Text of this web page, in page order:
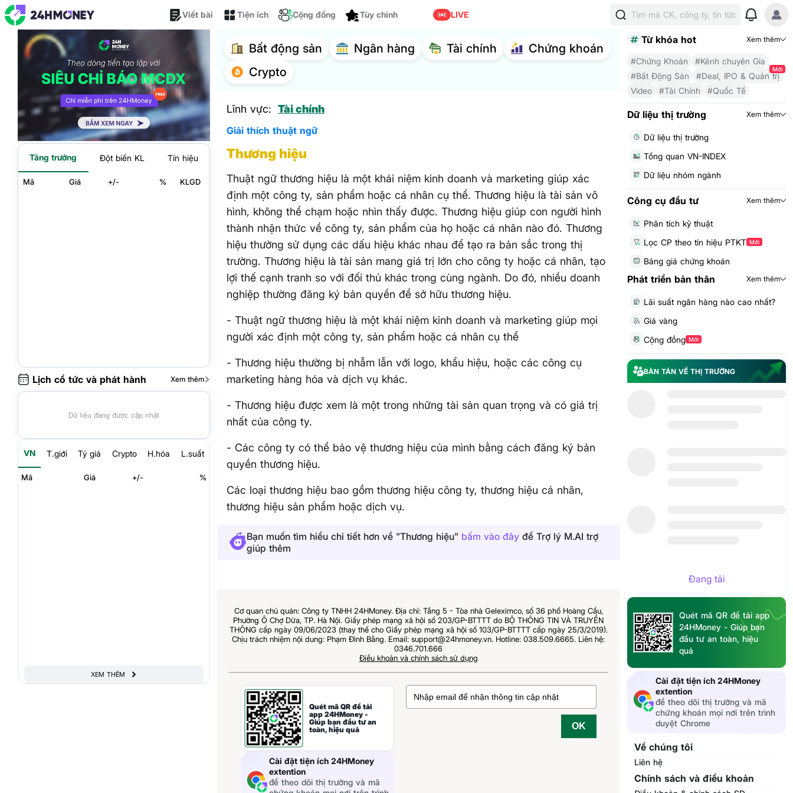
Viết bài Tiện ích Cộng đồng Tùy chỉnh LIVE Tìm mã CK, công ty, tin tức
Tăng trưởng Đột biến KL Tín hiệu
Mã Giá +/- % KLGD
Lịch cổ tức và phát hành Xem thêm
Dữ liệu đang được cập nhật
VN T.giới Tỷ giá Crypto H.hóa L.suất
Mã Giá +/- %
XEM THÊM
Bất động sản Ngân hàng Tài chính
Chứng khoán
Crypto
Lĩnh vực: Tài chính
Giải thích thuật ngữ
Thương hiệu
Thuật ngữ thương hiệu là một khái niệm kinh doanh và marketing giúp xác
định một công ty, sản phẩm hoặc cá nhân cụ thể. Thương hiệu là tài sản vô
hình, không thể chạm hoặc nhìn thấy được. Thương hiệu giúp con người hình
thành nhận thức về công ty, sản phẩm của họ hoặc cá nhân nào đó. Thương
hiệu thường sử dụng các dấu hiệu khác nhau để tạo ra bản sắc trong thị
trường. Thương hiệu là tài sản mang giá trị lớn cho công ty hoặc cá nhân, tạo
lợi thế cạnh tranh so với đối thủ khác trong cùng ngành. Do đó, nhiều doanh
nghiệp thường đăng ký bản quyền để sở hữu thương hiệu.
- Thuật ngữ thương hiệu là một khái niệm kinh doanh và marketing giúp mọi
người xác định một công ty, sản phẩm hoặc cá nhân cụ thể
- Thương hiệu thường bị nhẫm lẫn với logo, khẩu hiệu, hoặc các công cụ
marketing hàng hóa và dịch vụ khác.
- Thương hiệu được xem là một trong những tài sản quan trọng và có giá trị
nhất của công ty.
- Các công ty có thể bảo vệ thương hiệu của mình bằng cách đăng ký bản
quyền thương hiệu.
Các loại thương hiệu bao gồm thương hiệu công ty, thương hiệu cá nhân,
thương hiệu sản phẩm hoặc dịch vụ.
Bạn muốn tìm hiểu chi tiết hơn về "Thương hiệu" bấm vào đâyđể Trợ lý M.AI trợ
giúp thêm
Cơ quan chủ quản: Công ty TNHH 24HMoney. Địa chỉ: Tầng 5 - Tòa nhà Geleximco, số 36 phố Hoàng Cầu,
Phường Ô Chợ Dừa, TP. Hà Nội. Giấy phép mạng xã hội số 203/GP-BTTTT do BỘ THÔNG TIN VÀ TRUYỀN
THÔNG cấp ngày 09/06/2023 (thay thế cho Giấy phép mạng xã hội số 103/GP-BTTTT cấp ngày 25/3/2019).
Chịu trách nhiệm nội dung: Phạm Đình Bằng. Email: support@24hmoney.vn. Hotline: 038.509.6665. Liên hệ:
0346.701.666
Điều khoản và chính sách sử dụng
Quét mã QR để tải
app 24HMoney -
Giúp bạn đầu tư an
toàn, hiệu quả
Cài đặt tiện ích 24HMoney
extention
để theo dõi thị trường và mã
OK
Từ khóa hot Xem thêm
#Chứng Khoán
#Kênh chuyên Gia
#Bất Động Sản
#Deal, IPO & Quản trị
Mới
Video #Tài Chính #Quốc Tế
Dữ liệu thị trường Xem thêm
Dữ liệu thị trường
Tổng quan VN-INDEX
Dữ liệu nhóm ngành
Công cụ đầu tư Xem thêm
Phân tích kỹ thuật
Lọc CP theo tín hiệu PTKT Mới
Bảng giá chứng khoán
Phát triển bản thân Xem thêm
Lãi suất ngân hàng nào cao nhất?
Giá vàng
Cộng đồng Mới
BÀN TÁN VỀ THỊ TRƯỜNG
Đang tải
Quét mã QR để tải app
24HMoney - Giúp bạn
đầu tư an toàn, hiệu
quả
Cài đặt tiện ích 24HMoney
extention
để theo dõi thị trường và mã
chứng khoán mọi nơi trên trình
duyệt Chrome
Về chúng tôi
Liên hệ
Chính sách và điều khoản